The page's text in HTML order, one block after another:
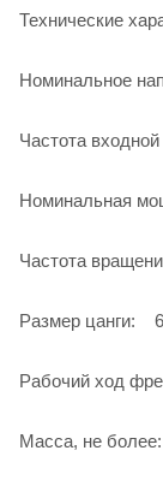
Технические
Номинальное
Частота
Номинальная
Частота
Размер цанги:
Рабочий ход
Масса, не